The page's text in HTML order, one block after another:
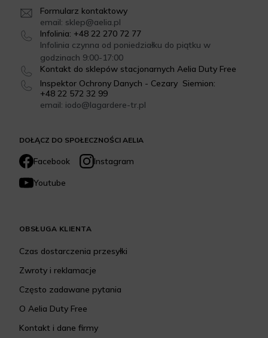
DOŁĄCZ DO SPOŁECZNOŚCI AELIA
Facebook
Instagram
Youtube
Formularz kontaktowy
email: sklep@aelia.pl
Infolinia: +48 22 270 72 77
Infolinia czynna od poniedziałku do piątku w
godzinach 9:00-17:00
Kontakt do sklepów stacjonarnych Aelia Duty Free
Inspektor Ochrony Danych - Cezary Siemion:
+48 22 572 32 99
email: iodo@lagardere-tr.pl
OBSŁUGA KLIENTA
Czas dostarczenia przesyłki
Zwroty i reklamacje
Często zadawane pytania
O Aelia Duty Free
Kontakt i dane firmy